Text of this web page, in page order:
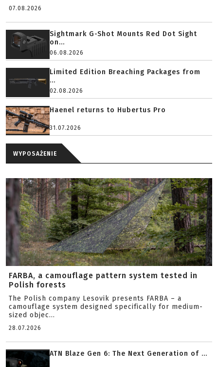
07.08.2026
Sightmark G-Shot Mounts Red Dot Sight
on...
06.08.2026
Limited Edition Breaching Packages from
...
02.08.2026
Haenel returns to Hubertus Pro
31.07.2026
WYPOSAŻENIE
FARBA, a camouflage pattern system tested in
Polish forests
The Polish company Lesovik presents FARBA – a
camouflage system designed specifically for medium-
sized objec...
28.07.2026
ATN Blaze Gen 6: The Next Generation of ...